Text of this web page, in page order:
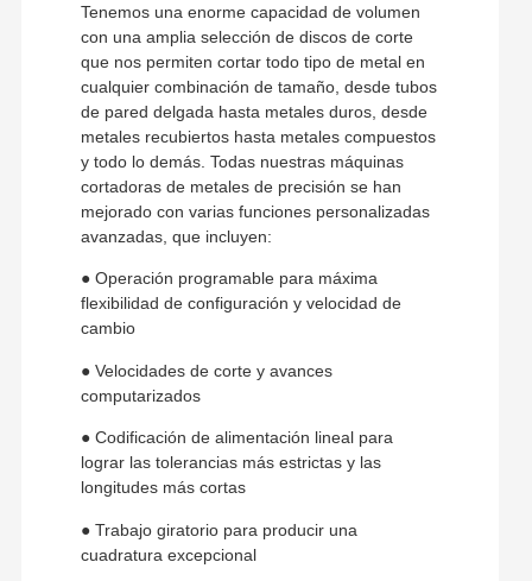
Tenemos una enorme capacidad de volumen
con una amplia selección de discos de corte
que nos permiten cortar todo tipo de metal en
cualquier combinación de tamaño, desde tubos
de pared delgada hasta metales duros, desde
metales recubiertos hasta metales compuestos
y todo lo demás. Todas nuestras máquinas
cortadoras de metales de precisión se han
mejorado con varias funciones personalizadas
avanzadas, que incluyen:
● Operación programable para máxima
flexibilidad de configuración y velocidad de
cambio
● Velocidades de corte y avances
computarizados
● Codificación de alimentación lineal para
lograr las tolerancias más estrictas y las
longitudes más cortas
● Trabajo giratorio para producir una
cuadratura excepcional